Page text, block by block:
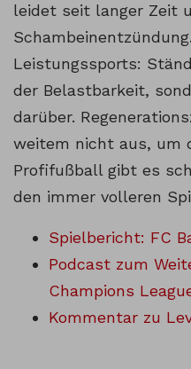
leidet seit langer Zeit
Leistungssports:
der Belastbarkeit,
darüber.
weitem nicht aus, um
Profifußball gibt es
den immer volleren
Spielbericht: FC
Podcast zum
Champions
Kommentar zu